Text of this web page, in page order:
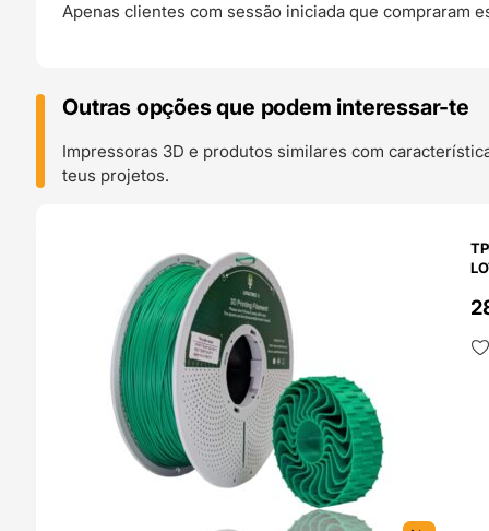
Apenas clientes com sessão iniciada que compraram
Outras opções que podem interessar-te
Impressoras 3D e produtos similares com
teus projetos.